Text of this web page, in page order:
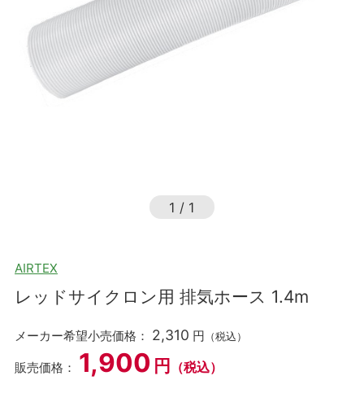
1 / 1
AIRTEX
レッドサイクロン用 排気ホース 1.4m
メーカー希望小売価格： 2,310 円 （税込）
販売価格： 1,900 円 （税込）